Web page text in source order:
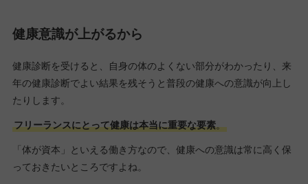
健康意識が上がるから
健康診断を受けると、自身の体のよくない部分がわかったり、来
年の健康診断でよい結果を残そうと普段の健康への意識が向上し
たりします。
フリーランスにとって健康は本当に重要な要素。
「体が資本」といえる働き方なので、健康への意識は常に高く保
っておきたいところですよね。